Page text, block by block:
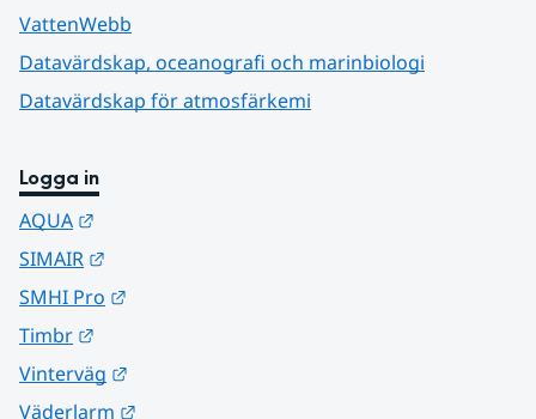
VattenWebb
Datavärdskap, oceanografi och marinbiologi
Datavärdskap för atmosfärkemi
Logga in
AQUA
SIMAIR
SMHI Pro
Timbr
Vinterväg
Väderlarm